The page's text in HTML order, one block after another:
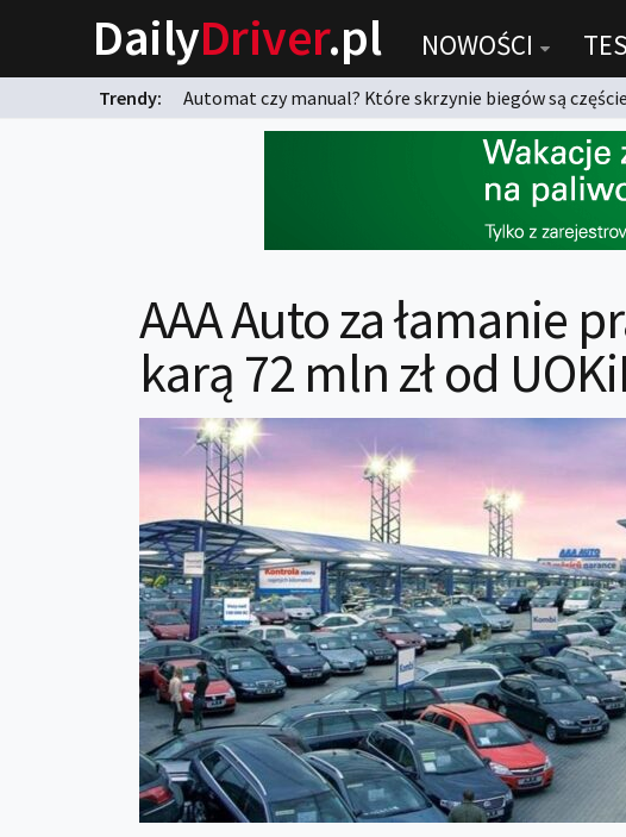
DailyDriver.pl NOWOŚCI
Trendy: Automat czy manual? Które skrzynie biegów są
AAA Auto za łamanie
karą 72 mln zł od